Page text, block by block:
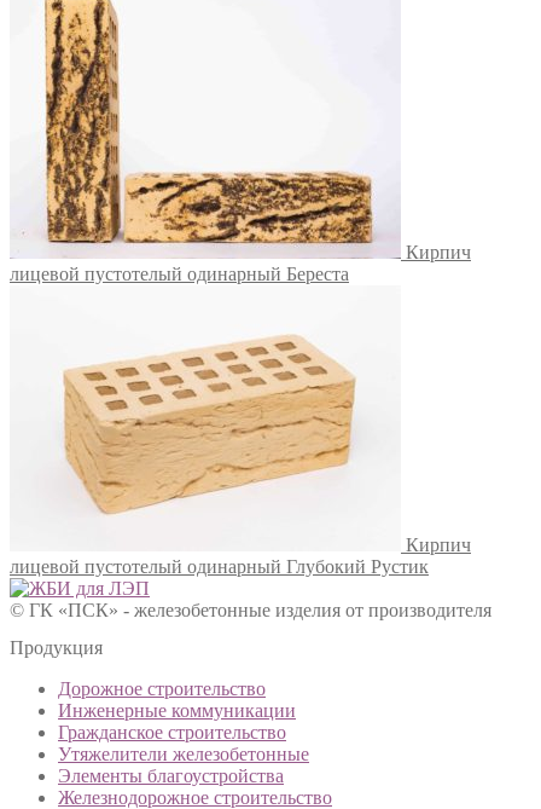
Кирпич
лицевой пустотелый одинарный Береста
Кирпич
лицевой пустотелый одинарный Глубокий Рустик
© ГК «ПСК» - железобетонные изделия от производителя
Продукция
Дорожное строительство
Инженерные коммуникации
Гражданское строительство
Утяжелители железобетонные
Элементы благоустройства
Железнодорожное строительство